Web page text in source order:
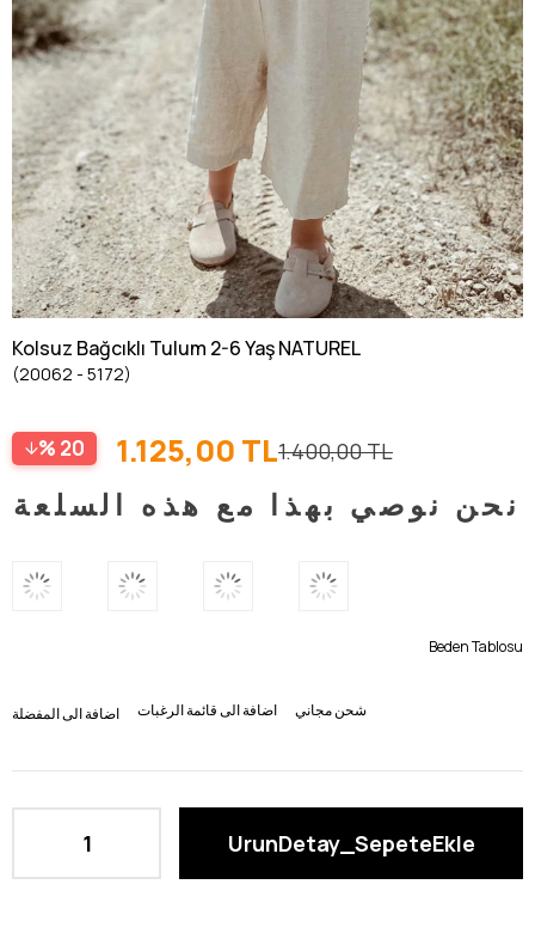
Kolsuz Bağcıklı Tulum 2-6 Yaş NATUREL
(20062 - 5172)
20 1.400,00 TL
1.125,00 TL
نحن نوصي بهذا مع هذه السلعة
Beden Tablosu
اضافة الى المفضلة اضافة الى قائمة الرغبات شحن مجاني